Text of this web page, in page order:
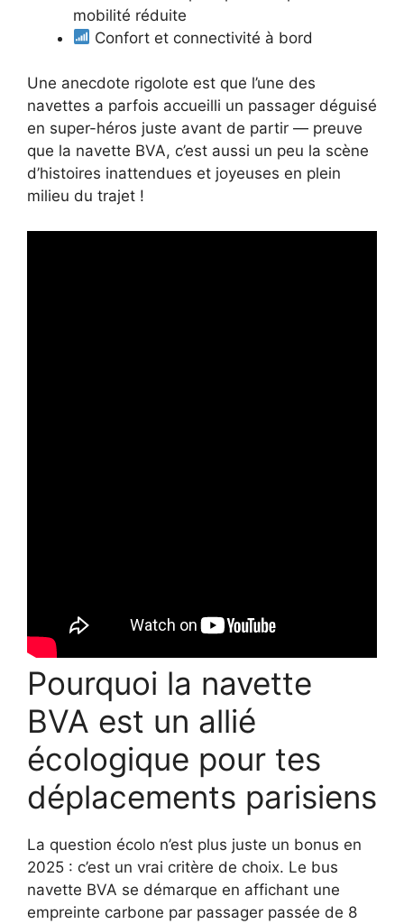
mobilité réduite
Confort et connectivité à bord
Une anecdote rigolote est que l’une des
navettes a parfois accueilli un passager déguisé
en super-héros juste avant de partir — preuve
que la navette BVA, c’est aussi un peu la scène
d’histoires inattendues et joyeuses en plein
milieu du trajet !
Pourquoi la navette
BVA est un allié
écologique pour tes
déplacements parisiens
La question écolo n’est plus juste un bonus en
2025 : c’est un vrai critère de choix. Le bus
navette BVA se démarque en affichant une
empreinte carbone par passager passée de 8